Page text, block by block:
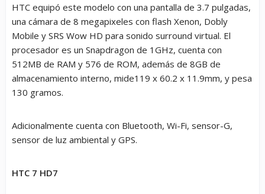
HTC equipó este modelo con una pantalla de 3.7 pulgadas,
una cámara de 8 megapixeles con flash Xenon, Dobly
Mobile y SRS Wow HD para sonido surround virtual. El
procesador es un Snapdragon de 1GHz, cuenta con
512MB de RAM y 576 de ROM, además de 8GB de
almacenamiento interno, mide119 x 60.2 x 11.9mm, y pesa
130 gramos.
Adicionalmente cuenta con Bluetooth, Wi-Fi, sensor-G,
sensor de luz ambiental y GPS.
HTC 7 HD7